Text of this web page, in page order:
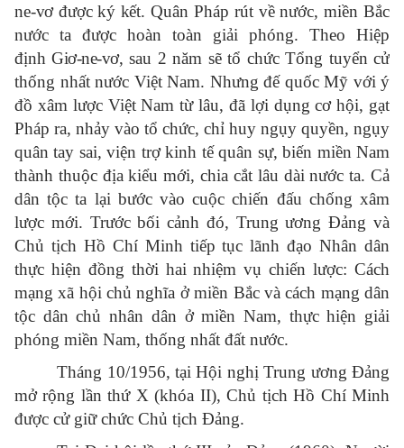
ne-vơ được ký kết. Quân Pháp rút về nước, miền Bắc
nước ta được hoàn toàn giải phóng. Theo Hiệp
địnhGiơ-ne-vơ, sau 2 năm sẽ tổ chức Tổng tuyển cử
thống nhất nước Việt Nam. Nhưng đế quốc Mỹ với ý
đồ xâm lược Việt Nam từ lâu, đã lợi dụng cơ hội, gạt
Pháp ra, nhảy vào tổ chức, chỉ huy ngụy quyền, ngụy
quân tay sai, viện trợ kinh tế quân sự, biến miền Nam
thành thuộc địa kiểu mới, chia cắt lâu dài nước ta. Cả
dân tộc ta lại bước vào cuộc chiến đấu chống xâm
lược mới. Trước bối cảnh đó, Trung ương Đảng và
Chủ tịch Hồ Chí Minh tiếp tục lãnh đạo Nhân dân
thực hiện đồng thời hai nhiệm vụ chiến lược: Cách
mạng xã hội chủ nghĩa ở miền Bắc và cách mạng dân
tộc dân chủ nhân dân ở miền Nam, thực hiện giải
phóng miền Nam, thống nhất đất nước.
Tháng 10/1956, tại Hội nghị Trung ương Đảng
mở rộng lần thứ X (khóa II), Chủ tịch Hồ Chí Minh
được cử giữ chức Chủ tịch Đảng.